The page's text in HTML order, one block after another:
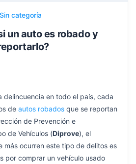
Sin categoría
un auto es robado y
delincuencia en todo el país, cada
de autos robados que se reportan
de Prevención e
de Vehículos (Diprove), el
más ocurren este tipo de delitos es
por comprar un vehículo usado